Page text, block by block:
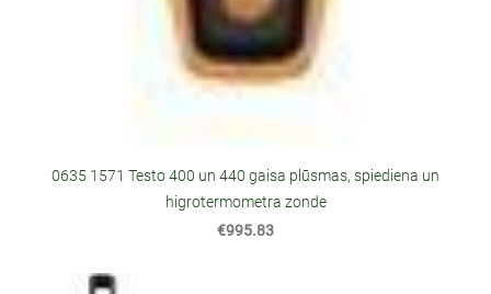
0635 1571 Testo 400 un 440 gaisa plūsmas, spiediena un
higrotermometra zonde
€995.83